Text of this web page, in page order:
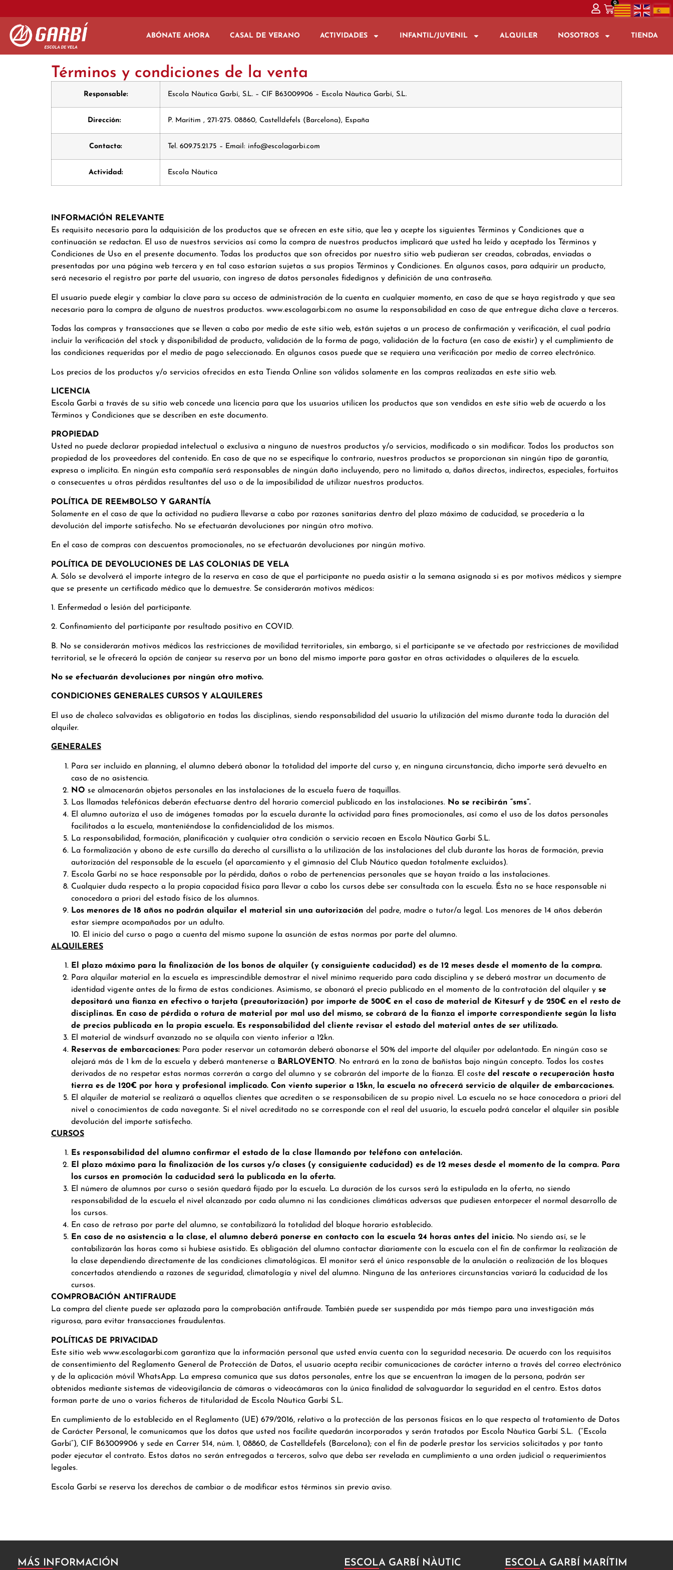
0
ABÓNATE AHORA CASAL DE VERANO ACTIVIDADES INFANTIL/JUVENIL ALQUILER NOSOTROS TIENDA
Términos y condiciones de la venta
Responsable: Escola Nàutica Garbí, S.L. – CIF B63009906 – Escola Nàutica Garbí, S.L.
Dirección: P. Marítim , 271-275. 08860, Castelldefels (Barcelona), España
Contacto: Tel. 609.75.21.75 – Email: info@escolagarbi.com
Actividad: Escola Nàutica
INFORMACIÓN RELEVANTE
Es requisito necesario para la adquisición de los productos que se ofrecen en este sitio, que lea y acepte los siguientes Términos y Condiciones que a
continuación se redactan. El uso de nuestros servicios así como la compra de nuestros productos implicará que usted ha leído y aceptado los Términos y
Condiciones de Uso en el presente documento. Todas los productos que son ofrecidos por nuestro sitio web pudieran ser creadas, cobradas, enviadas o
presentadas por una página web tercera y en tal caso estarían sujetas a sus propios Términos y Condiciones. En algunos casos, para adquirir un producto,
será necesario el registro por parte del usuario, con ingreso de datos personales fidedignos y definición de una contraseña.
El usuario puede elegir y cambiar la clave para su acceso de administración de la cuenta en cualquier momento, en caso de que se haya registrado y que sea
necesario para la compra de alguno de nuestros productos. www.escolagarbi.com no asume la responsabilidad en caso de que entregue dicha clave a terceros.
Todas las compras y transacciones que se lleven a cabo por medio de este sitio web, están sujetas a un proceso de confirmación y verificación, el cual podría
incluir la verificación del stock y disponibilidad de producto, validación de la forma de pago, validación de la factura (en caso de existir) y el cumplimiento de
las condiciones requeridas por el medio de pago seleccionado. En algunos casos puede que se requiera una verificación por medio de correo electrónico.
Los precios de los productos y/o servicios ofrecidos en esta Tienda Online son válidos solamente en las compras realizadas en este sitio web.
LICENCIA
Escola Garbi a través de su sitio web concede una licencia para que los usuarios utilicen los productos que son vendidos en este sitio web de acuerdo a los
Términos y Condiciones que se describen en este documento.
PROPIEDAD
Usted no puede declarar propiedad intelectual o exclusiva a ninguno de nuestros productos y/o servicios, modificado o sin modificar. Todos los productos son
propiedad de los proveedores del contenido. En caso de que no se especifique lo contrario, nuestros productos se proporcionan sin ningún tipo de garantía,
expresa o implícita. En ningún esta compañía será responsables de ningún daño incluyendo, pero no limitado a, daños directos, indirectos, especiales, fortuitos
o consecuentes u otras pérdidas resultantes del uso o de la imposibilidad de utilizar nuestros productos.
POLÍTICA DE REEMBOLSO Y GARANTÍA
Solamente en el caso de que la actividad no pudiera llevarse a cabo por razones sanitarias dentro del plazo máximo de caducidad, se procedería a la
devolución del importe satisfecho. No se efectuarán devoluciones por ningún otro motivo.
En el caso de compras con descuentos promocionales, no se efectuarán devoluciones por ningún motivo.
POLÍTICA DE DEVOLUCIONES DE LAS COLONIAS DE VELA
A. Sólo se devolverá el importe íntegro de la reserva en caso de que el participante no pueda asistir a la semana asignada si es por motivos médicos y siempre
que se presente un certificado médico que lo demuestre. Se considerarán motivos médicos:
1. Enfermedad o lesión del participante.
2. Confinamiento del participante por resultado positivo en COVID.
B. No se considerarán motivos médicos las restricciones de movilidad territoriales, sin embargo, si el participante se ve afectado por restricciones de movilidad
territorial, se le ofrecerá la opción de canjear su reserva por un bono del mismo importe para gastar en otras actividades o alquileres de la escuela.
No se efectuarán devoluciones por ningún otro motivo.
CONDICIONES GENERALES CURSOS Y ALQUILERES
El uso de chaleco salvavidas es obligatorio en todas las disciplinas, siendo responsabilidad del usuario la utilización del mismo durante toda la duración del
alquiler.
GENERALES
Para ser incluido en planning, el alumno deberá abonar la totalidad del importe del curso y, en ninguna circunstancia, dicho importe será devuelto en
caso de no asistencia.
NO se almacenarán objetos personales en las instalaciones de la escuela fuera de taquillas.
Las llamadas telefónicas deberán efectuarse dentro del horario comercial publicado en las instalaciones. No se recibirán “sms”.
El alumno autoriza el uso de imágenes tomadas por la escuela durante la actividad para fines promocionales, así como el uso de los datos personales
facilitados a la escuela, manteniéndose la confidencialidad de los mismos.
La responsabilidad, formación, planificación y cualquier otra condición o servicio recaen en Escola Nàutica Garbí S.L.
La formalización y abono de este cursillo da derecho al cursillista a la utilización de las instalaciones del club durante las horas de formación, previa
autorización del responsable de la escuela (el aparcamiento y el gimnasio del Club Náutico quedan totalmente excluidos).
Escola Garbí no se hace responsable por la pérdida, daños o robo de pertenencias personales que se hayan traído a las instalaciones.
Cualquier duda respecto a la propia capacidad física para llevar a cabo los cursos debe ser consultada con la escuela. Ésta no se hace responsable ni
conocedora a priori del estado físico de los alumnos.
Los menores de 18 años no podrán alquilar el material sin una autorización del padre, madre o tutor/a legal. Los menores de 14 años deberán
estar siempre acompañados por un adulto.
10. El inicio del curso o pago a cuenta del mismo supone la asunción de estas normas por parte del alumno.
ALQUILERES
El plazo máximo para la finalización de los bonos de alquiler (y consiguiente caducidad) es de 12 meses desde el momento de la compra.
Para alquilar material en la escuela es imprescindible demostrar el nivel mínimo requerido para cada disciplina y se deberá mostrar un documento de
identidad vigente antes de la firma de estas condiciones. Asimismo, se abonará el precio publicado en el momento de la contratación del alquiler y se
depositará una fianza en efectivo o tarjeta (preautorización) por importe de 500€ en el caso de material de Kitesurf y de 250€ en el resto de
disciplinas. En caso de pérdida o rotura de material por mal uso del mismo, se cobrará de la fianza el importe correspondiente según la lista
de precios publicada en la propia escuela. Es responsabilidad del cliente revisar el estado del material antes de ser utilizado.
El material de windsurf avanzado no se alquila con viento inferior a 12kn.
Reservas de embarcaciones: Para poder reservar un catamarán deberá abonarse el 50% del importe del alquiler por adelantado. En ningún caso se
alejará más de 1 km de la escuela y deberá mantenerse a BARLOVENTO. No entrará en la zona de bañistas bajo ningún concepto. Todos los costes
derivados de no respetar estas normas correrán a cargo del alumno y se cobrarán del importe de la fianza. El coste del rescate o recuperación hasta
tierra es de 120€ por hora y profesional implicado. Con viento superior a 15kn, la escuela no ofrecerá servicio de alquiler de embarcaciones.
El alquiler de material se realizará a aquellos clientes que acrediten o se responsabilicen de su propio nivel. La escuela no se hace conocedora a priori del
nivel o conocimientos de cada navegante. Si el nivel acreditado no se corresponde con el real del usuario, la escuela podrá cancelar el alquiler sin posible
devolución del importe satisfecho.
CURSOS
Es responsabilidad del alumno confirmar el estado de la clase llamando por teléfono con antelación.
El plazo máximo para la finalización de los cursos y/o clases (y consiguiente caducidad) es de 12 meses desde el momento de la compra. Para
los cursos en promoción la caducidad será la publicada en la oferta.
El número de alumnos por curso o sesión quedará fijado por la escuela. La duración de los cursos será la estipulada en la oferta, no siendo
responsabilidad de la escuela el nivel alcanzado por cada alumno ni las condiciones climáticas adversas que pudiesen entorpecer el normal desarrollo de
los cursos.
En caso de retraso por parte del alumno, se contabilizará la totalidad del bloque horario establecido.
En caso de no asistencia a la clase, el alumno deberá ponerse en contacto con la escuela 24 horas antes del inicio. No siendo así, se le
contabilizarán las horas como si hubiese asistido. Es obligación del alumno contactar diariamente con la escuela con el fin de confirmar la realización de
la clase dependiendo directamente de las condiciones climatológicas. El monitor será el único responsable de la anulación o realización de los bloques
concertados atendiendo a razones de seguridad, climatología y nivel del alumno. Ninguna de las anteriores circunstancias variará la caducidad de los
cursos.
COMPROBACIÓN ANTIFRAUDE
La compra del cliente puede ser aplazada para la comprobación antifraude. También puede ser suspendida por más tiempo para una investigación más
rigurosa, para evitar transacciones fraudulentas.
POLÍTICAS DE PRIVACIDAD
Este sitio web www.escolagarbi.com garantiza que la información personal que usted envía cuenta con la seguridad necesaria. De acuerdo con los requisitos
de consentimiento del Reglamento General de Protección de Datos, el usuario acepta recibir comunicaciones de carácter interno a través del correo electrónico
y de la aplicación móvil WhatsApp. La empresa comunica que sus datos personales, entre los que se encuentran la imagen de la persona, podrán ser
obtenidos mediante sistemas de videovigilancia de cámaras o videocámaras con la única finalidad de salvaguardar la seguridad en el centro. Estos datos
forman parte de uno o varios ficheros de titularidad de Escola Nàutica Garbí S.L.
En cumplimiento de lo establecido en el Reglamento (UE) 679/2016, relativo a la protección de las personas físicas en lo que respecta al tratamiento de Datos
de Carácter Personal, le comunicamos que los datos que usted nos facilite quedarán incorporados y serán tratados por Escola Nàutica Garbí S.L. (“Escola
Garbí”), CIF B63009906 y sede en Carrer 514, núm. 1, 08860, de Castelldefels (Barcelona); con el fin de poderle prestar los servicios solicitados y por tanto
poder ejecutar el contrato. Estos datos no serán entregados a terceros, salvo que deba ser revelada en cumplimiento a una orden judicial o requerimientos
legales.
Escola Garbí se reserva los derechos de cambiar o de modificar estos términos sin previo aviso.
MÁS INFORMACIÓN ESCOLA GARBÍ NÀUTIC ESCOLA GARBÍ MARÍTIM